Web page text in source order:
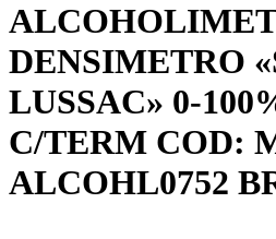
DENSIMETRO
LUSSAC» 0-
C/TERM COD:
ALCOHL0752